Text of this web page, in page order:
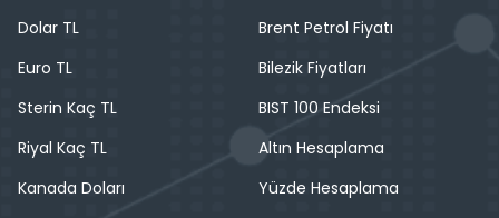
Dolar TL
Euro TL
Sterin Kaç TL
Riyal Kaç TL
Kanada Doları
Brent Petrol Fiyatı
Bilezik Fiyatları
BIST 100 Endeksi
Altın Hesaplama
Yüzde Hesaplama